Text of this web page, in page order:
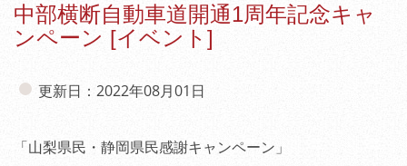
中部横断自動車道開通1周年記念キャ
ンペーン [イベント]
更新日：2022年08月01日
「山梨県民・静岡県民感謝キャンペーン」